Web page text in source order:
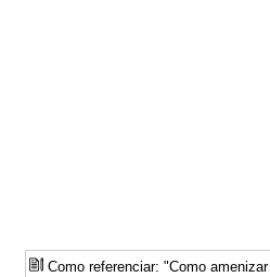
Como referenciar: "Como